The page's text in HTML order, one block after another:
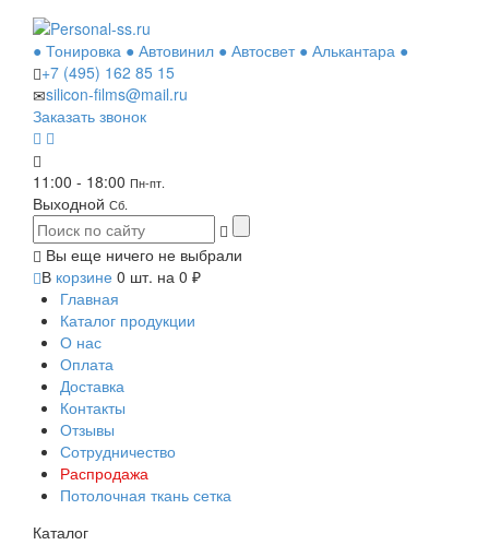
● Тонировка ● Автовинил ● Автосвет ● Алькантара ●
+7 (495) 162 85 15
silicon-films@mail.ru
Заказать звонок
11:00 - 18:00 Пн-пт.
Выходной Сб.
Вы еще ничего не выбрали
В корзине 0 шт. на 0 ₽
Главная
Каталог продукции
О нас
Оплата
Доставка
Контакты
Отзывы
Сотрудничество
Распродажа
Потолочная ткань сетка
Каталог